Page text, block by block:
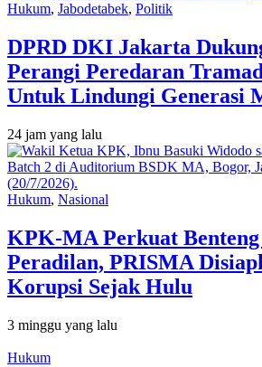
Hukum, Jabodetabek, Politik
DPRD DKI Jakarta
Perangi Peredaran
Untuk Lindungi Generasi
24 jam yang lalu
Hukum, Nasional
KPK-MA Perkuat
Peradilan, PRISMA
Korupsi Sejak Hulu
3 minggu yang lalu
Hukum